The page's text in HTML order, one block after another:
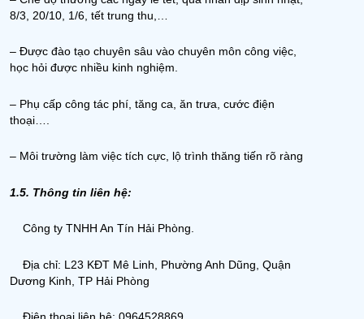
8/3, 20/10, 1/6, tết trung thu,…
– Được đào tạo chuyên sâu vào chuyên môn công việc,
học hỏi được nhiều kinh nghiệm.
– Phụ cấp công tác phí, tăng ca, ăn trưa, cước điện
thoại….
– Môi trường làm việc tích cực, lộ trình thăng tiến rõ ràng
1.5. Thông tin liên hệ:
Công ty TNHH An Tín Hải Phòng.
Địa chỉ: L23 KĐT Mê Linh, Phường Anh Dũng, Quận
Dương Kinh, TP Hải Phòng